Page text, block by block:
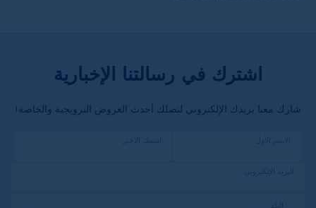
اشترك في رسالتنا الإخبارية
شارك معنا بريدك الإلكتروني لتصلك أحدث العروض الترويجية والخاصة!